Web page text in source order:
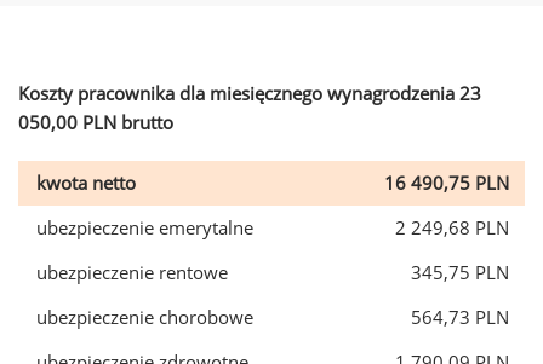
Koszty pracownika dla miesięcznego wynagrodzenia 23
050,00 PLN brutto
kwota netto
16 490,75 PLN
ubezpieczenie emerytalne
2 249,68 PLN
ubezpieczenie rentowe
345,75 PLN
ubezpieczenie chorobowe
564,73 PLN